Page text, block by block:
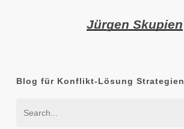
Jürgen Skupien
Blog für Konflikt-Lösung Strategien